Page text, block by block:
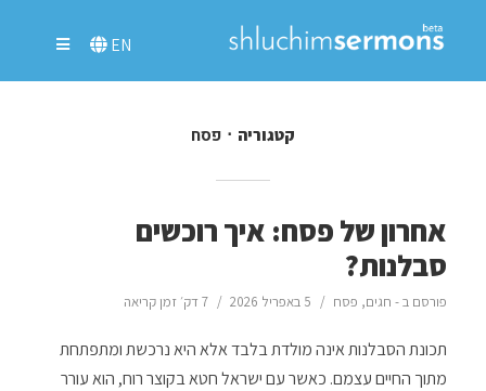
EN
קטגוריה פסח
אחרון של פסח: איך רוכשים
סבלנות?
פורסם ב - חגים, פסח 5 באפריל 2026 7 דק׳ זמן קריאה
תכונת הסבלנות אינה מולדת בלבד אלא היא נרכשת ומתפתחת
מתוך החיים עצמם. כאשר עם ישראל חטא בקוצר רוח, הוא עורר